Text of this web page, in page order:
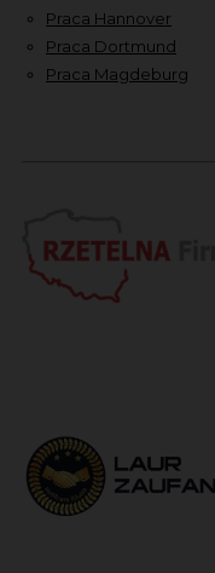
Praca Hannover
Praca Dortmund
Praca Magdeburg